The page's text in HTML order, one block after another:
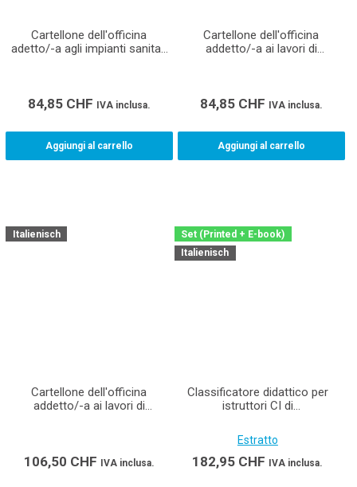
Cartellone dell'officina
adetto/-a agli impianti sanitari
84,85 CHF IVA inclusa.
Aggiungi al carrello
Cartellone dell'officina
addetto/-a ai lavori di
84,85 CHF IVA inclusa.
Aggiungi al carrello
Italienisch
Cartellone dell'officina
addetto/-a ai lavori di
106,50 CHF IVA inclusa.
Set (Printed + E-book)
Italienisch
Classificatore didattico per
istruttori CI di
impianti di ventilazione AFC
(montaggio)
Estratto
182,95 CHF IVA inclusa.